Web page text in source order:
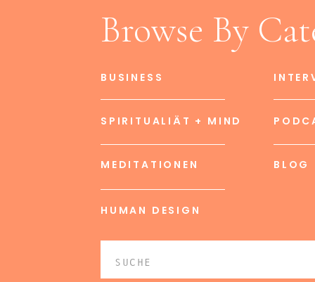
Browse By
MEDITATIONEN
SPIRITUALIÄT + MIND
BUSINESS
BLOG
Search
HUMAN DESIGN